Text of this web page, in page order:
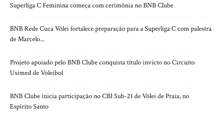
Superliga C Feminina começa com cerimônia no BNB Clube
BNB Rede Cuca Vôlei fortalece preparação para a Superliga C com palestra
de Marcelo...
Projeto apoiado pelo BNB Clube conquista título invicto no Circuito
Usimed de Voleibol
BNB Clube inicia participação no CBI Sub-21 de Vôlei de Praia, no
Espírito Santo